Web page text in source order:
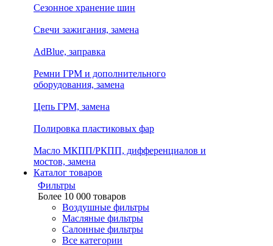
Сезонное хранение шин
Свечи зажигания, замена
AdBlue, заправка
Ремни ГРМ и дополнительного
оборудования, замена
Цепь ГРМ, замена
Полировка пластиковых фар
Масло МКПП/РКПП, дифференциалов и
мостов, замена
Каталог товаров
Фильтры
Более 10 000 товаров
Воздушные фильтры
Масляные фильтры
Салонные фильтры
Все категории